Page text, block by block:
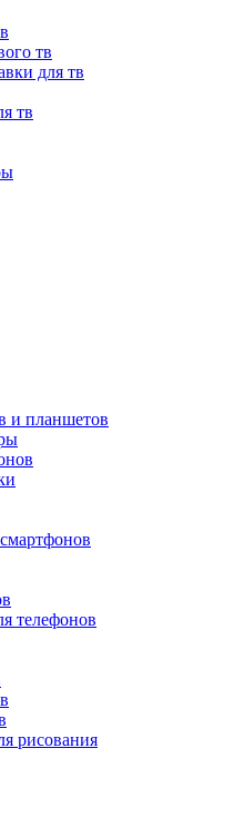
мини-атс
телефоны
аксессуары
для кресел
защитные
печати, копирования и
сети
тв
для тв
тв
и планшетов
телефонов
рисования